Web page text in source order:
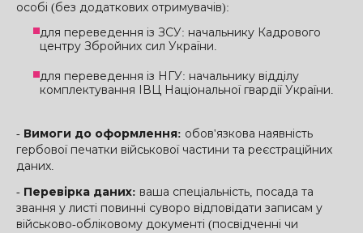
особі (без додаткових отримувачів):
для переведення із ЗСУ: начальнику Кадрового
центру Збройних сил України.
для переведення із НГУ: начальнику відділу
комплектування ІВЦ Національної гвардії України.
- Вимоги до оформлення: обов'язкова наявність
гербової печатки військової частини та реєстраційних
даних.
- Перевірка даних: ваша спеціальність, посада та
звання у листі повинні суворо відповідати записам у
військово-обліковому документі (посвідченні чи